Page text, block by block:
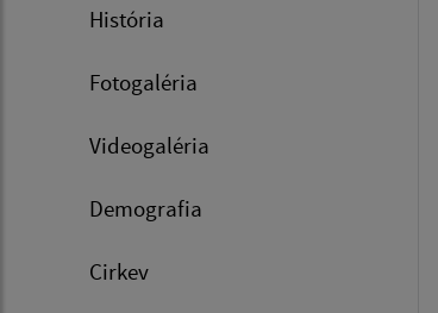
História
Fotogaléria
Videogaléria
Demografia
Cirkev